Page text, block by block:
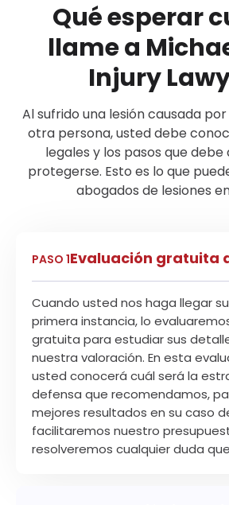
Qué esperar
llame a
Injury
Al sufrido una lesión causada
otra persona, usted debe
legales y los pasos que
protegerse. Esto es lo que
abogados de lesiones
PASO 1Evaluación gratuita
Cuando usted nos haga llegar
primera instancia, lo
gratuita para estudiar sus
nuestra valoración. En esta
usted conocerá cuál será la
defensa que recomendamos,
mejores resultados en su caso
facilitaremos nuestro
resolveremos cualquier duda